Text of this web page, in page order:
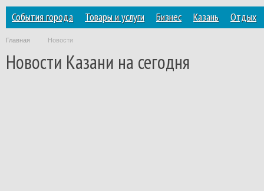
События города Товары и услуги Бизнес Казань Отдых
Главная Новости
Новости Казани на сегодня